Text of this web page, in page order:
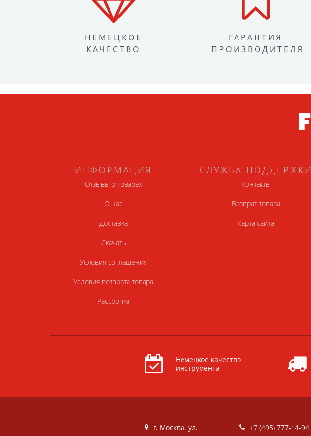
НЕМЕЦКОЕ
КАЧЕСТВО
ГАРАНТИЯ
ПРОИЗВОДИТЕЛЯ
ИНФОРМАЦИЯ
Отзывы о товарах
О нас
Доставка
Скачать
Условия соглашения
Условия возврата товара
Рассрочка
СЛУЖБА ПОДДЕРЖКИ
Контакты
Возврат товара
Карта сайта
Немецкое качество
инструмента
г. Москва. ул.
+7 (495) 777-14-94